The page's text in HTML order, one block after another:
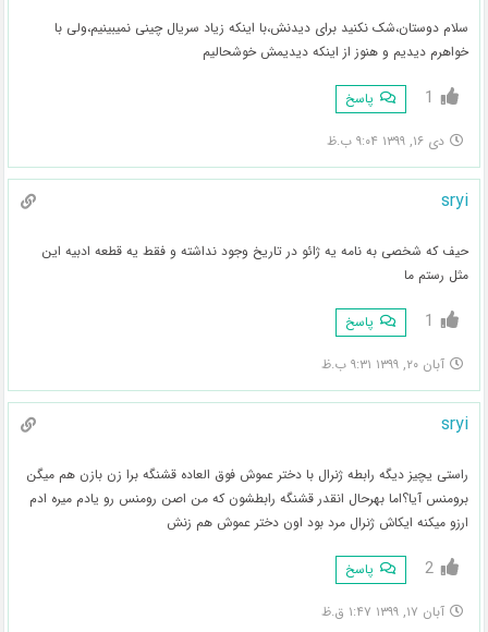
سلام دوستان،شک نکنید برای دیدنش،با اینکه زیاد سریال چینی نمیبینیم،ولی با
خواهرم دیدیم و هنوز از اینکه دیدیمش خوشحالیم
1 پاسخ
دی ۱۶, ۱۳۹۹ ۹:۰۴ ب.ظ
sryi
حیف که شخصی به نامه یه ژائو در تاریخ وجود نداشته و فقط یه قطعه ادبیه این
مثل رستم ما
1 پاسخ
آبان ۲۰, ۱۳۹۹ ۹:۳۱ ب.ظ
sryi
راستی یچیز دیگه رابطه ژنرال با دختر عموش فوق العاده قشنگه برا زن بازن هم میگن
برومنس آیا؟اما بهرحال انقدر قشنگه رابطشون که من اصن رومنس رو یادم میره ادم
ارزو میکنه ایکاش ژنرال مرد بود اون دختر عموش هم زنش
2 پاسخ
آبان ۱۷, ۱۳۹۹ ۱:۴۷ ق.ظ